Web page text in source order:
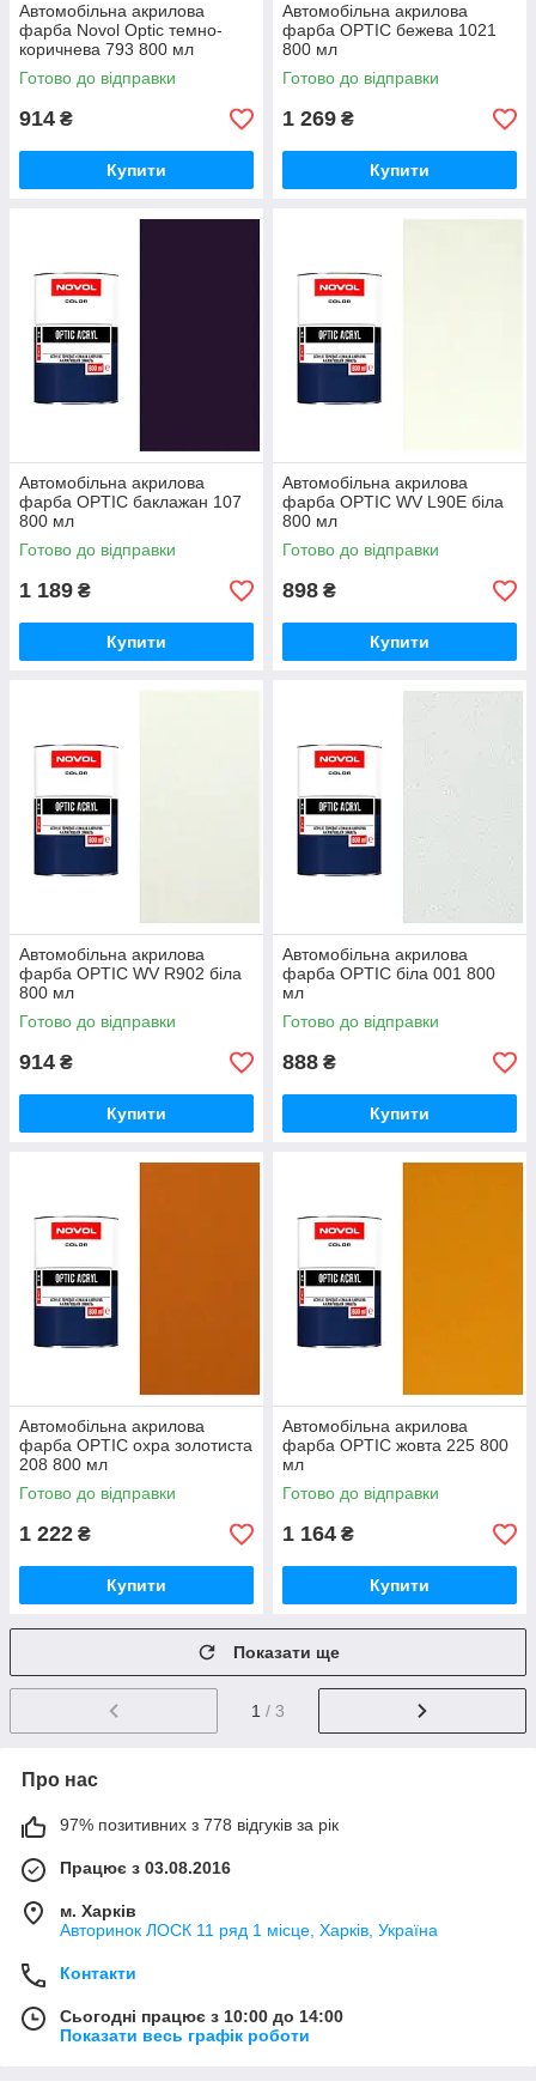
Автомобільна акрилова
фарба Novol Optic темно-
коричнева 793 800 мл
Готово до відправки
914 ₴
Купити
Автомобільна акрилова
фарба OPTIC бежева 1021
800 мл
Готово до відправки
1 269 ₴
Купити
Автомобільна акрилова
фарба OPTIC баклажан 107
800 мл
Готово до відправки
1 189 ₴
Купити
Автомобільна акрилова
фарба OPTIC WV L90E біла
800 мл
Готово до відправки
898 ₴
Купити
Автомобільна акрилова
фарба OPTIC WV R902 біла
800 мл
Готово до відправки
914 ₴
Купити
Автомобільна акрилова
фарба OPTIC біла 001 800
мл
Готово до відправки
888 ₴
Купити
Автомобільна акрилова
фарба OPTIC охра золотиста
208 800 мл
Готово до відправки
1 222 ₴
Купити
Автомобільна акрилова
фарба OPTIC жовта 225 800
мл
Готово до відправки
1 164 ₴
Купити
Показати ще
1 / 3
Про нас
97% позитивних з 778 відгуків за рік
Працює з 03.08.2016
м. Харків
Авторинок ЛОСК 11 ряд 1 місце, Харків, Україна
Контакти
Сьогодні працює з 10:00 до 14:00
Показати весь графік роботи